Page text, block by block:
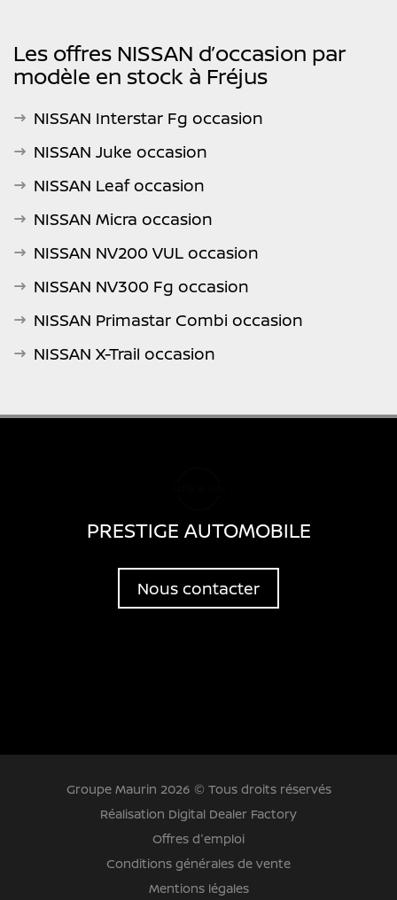
Les offres NISSAN d’occasion par
modèle en stock à Fréjus
NISSAN Interstar Fg occasion
NISSAN Juke occasion
NISSAN Leaf occasion
NISSAN Micra occasion
NISSAN NV200 VUL occasion
NISSAN NV300 Fg occasion
NISSAN Primastar Combi occasion
NISSAN X-Trail occasion
PRESTIGE AUTOMOBILE
Nous contacter
Groupe Maurin 2026 © Tous droits réservés
Réalisation Digital Dealer Factory
Offres d'emploi
Conditions générales de vente
Mentions légales